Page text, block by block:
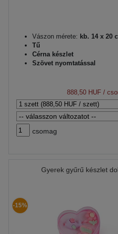
Vászon mérete: kb. 14 x 20
Tű
Cérna készlet
Szövet nyomtatással
888,50 HUF/
csomag
Gyerek gyűrű készlet
-15%